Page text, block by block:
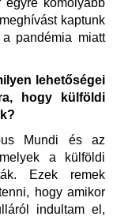
kaptunk
pandémia miatt
lehetőségei
hogy külföldi
Mundi és az
a külföldi
Ezek remek
hogy amikor
indultam el,